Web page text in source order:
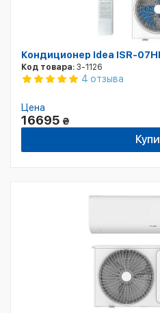
Кондиционер Idea ISR-
Код товара: 3-1126
4 отзыва
Цена
16695 ₴